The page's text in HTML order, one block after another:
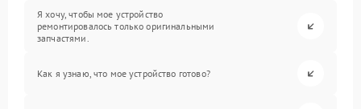
Я хочу, чтобы мое устройство
ремонтировалось только оригинальными
запчастями.
Как я узнаю, что мое устройство готово?